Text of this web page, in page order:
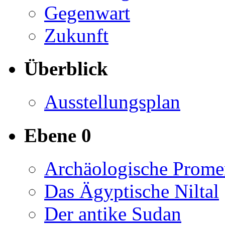
Gegenwart
Zukunft
Überblick
Ausstellungsplan
Ebene 0
Archäologische
Das Ägyptische Niltal
Der antike Sudan